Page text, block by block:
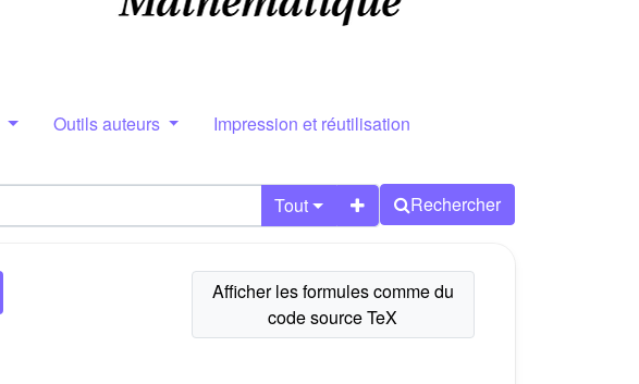
Outils auteurs Impression et réutilisation
Tout Rechercher